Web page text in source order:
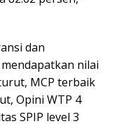
dan
nilai
MCP terbaik
Opini WTP 4
SPIP level 3